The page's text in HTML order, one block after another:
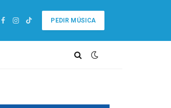
Facebook
Instagram
TikTok
PEDIR MÚSICA